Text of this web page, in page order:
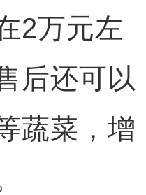
2万元左
后还可以
蔬菜，增